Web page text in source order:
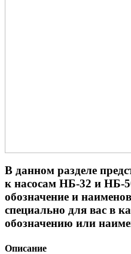
В данном разделе
к насосам НБ-32 и НБ-
обозначение и
специально для вас в
обозначению или
Описание